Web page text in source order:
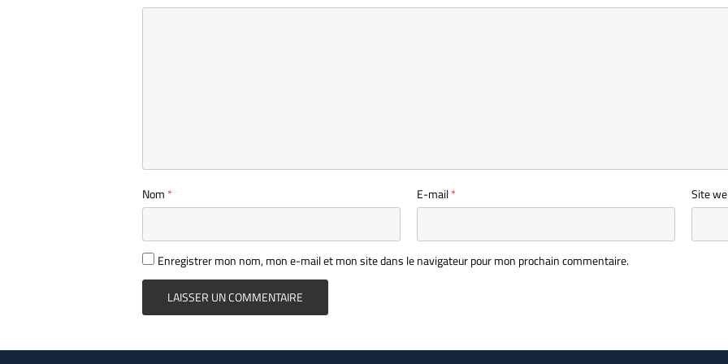
Nom * E-mail* Site
Enregistrer mon nom, mon e-mail et mon site dans le navigateur pour mon prochain commentaire.